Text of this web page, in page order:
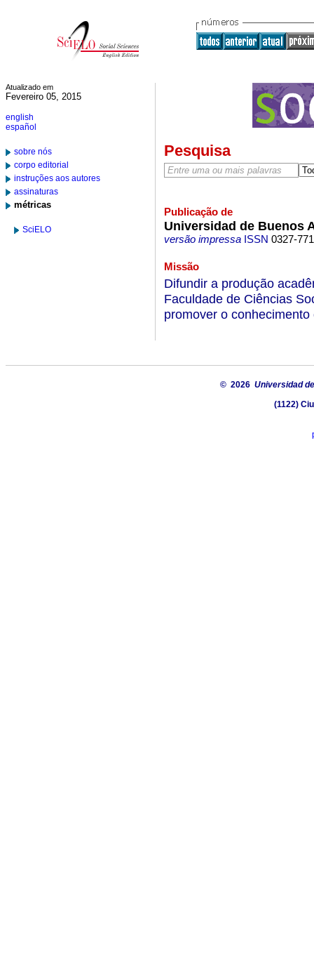
Atualizado em
Fevereiro 05, 2015
english
español
sobre nós
corpo editorial
instruções aos autores
assinaturas
métricas
SciELO
Pesquisa
Publicação de
Universidad de Buenos
versão impressaISSN 0327-
Missão
Difundir a produção
Faculdade de Ciências
promover o
© 2026 Universidad
(1122)